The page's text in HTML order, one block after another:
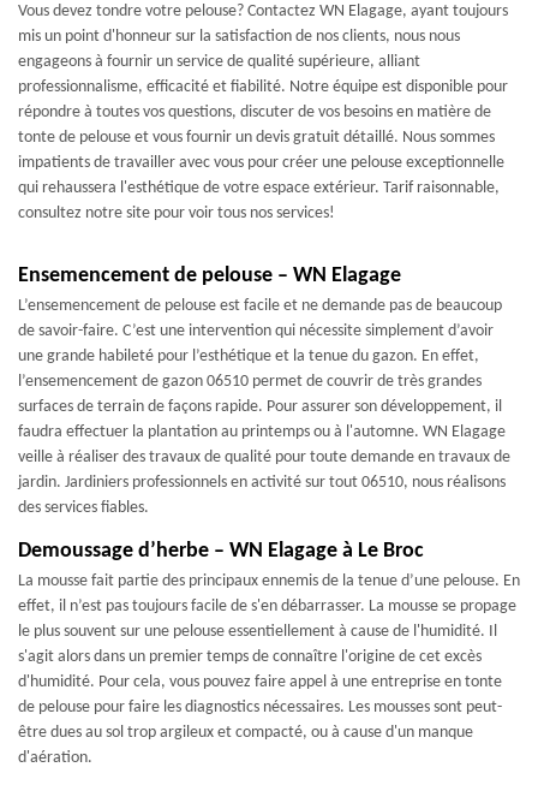
Vous devez tondre votre pelouse? Contactez WN Elagage, ayant toujours
mis un point d'honneur sur la satisfaction de nos clients, nous nous
engageons à fournir un service de qualité supérieure, alliant
professionnalisme, efficacité et fiabilité. Notre équipe est disponible pour
répondre à toutes vos questions, discuter de vos besoins en matière de
tonte de pelouse et vous fournir un devis gratuit détaillé. Nous sommes
impatients de travailler avec vous pour créer une pelouse exceptionnelle
qui rehaussera l'esthétique de votre espace extérieur. Tarif raisonnable,
consultez notre site pour voir tous nos services!
Ensemencement de pelouse – WN Elagage
L’ensemencement de pelouse est facile et ne demande pas de beaucoup
de savoir-faire. C’est une intervention qui nécessite simplement d’avoir
une grande habileté pour l’esthétique et la tenue du gazon. En effet,
l’ensemencement de gazon 06510 permet de couvrir de très grandes
surfaces de terrain de façons rapide. Pour assurer son développement, il
faudra effectuer la plantation au printemps ou à l'automne. WN Elagage
veille à réaliser des travaux de qualité pour toute demande en travaux de
jardin. Jardiniers professionnels en activité sur tout 06510, nous réalisons
des services fiables.
Demoussage d’herbe – WN Elagage à Le Broc
La mousse fait partie des principaux ennemis de la tenue d’une pelouse. En
effet, il n’est pas toujours facile de s'en débarrasser. La mousse se propage
le plus souvent sur une pelouse essentiellement à cause de l'humidité. Il
s'agit alors dans un premier temps de connaître l'origine de cet excès
d'humidité. Pour cela, vous pouvez faire appel à une entreprise en tonte
de pelouse pour faire les diagnostics nécessaires. Les mousses sont peut-
être dues au sol trop argileux et compacté, ou à cause d'un manque
d'aération.